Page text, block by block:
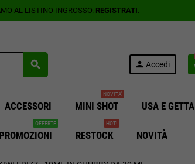
AL LISTINO INGROSSO. REGISTRATI.
search person Accedi
ACCESSORI MINI SHOT
NOVITA'
USA E GETTA
PROMOZIONI
OFFERTE
RESTOCK
HOT!
NOVITÀ